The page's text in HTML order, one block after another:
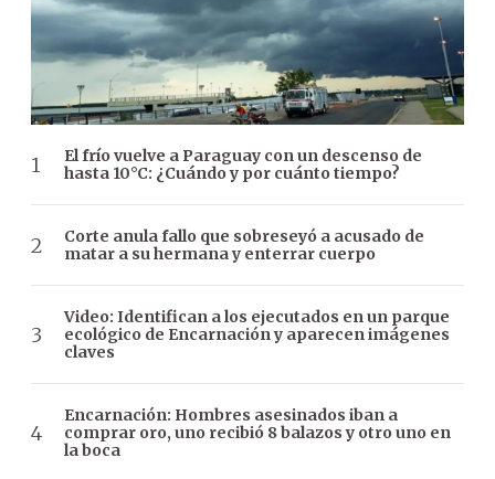
El frío vuelve a Paraguay con un descenso de
hasta 10°C: ¿Cuándo y por cuánto tiempo?
Corte anula fallo que sobreseyó a acusado de
matar a su hermana y enterrar cuerpo
Video: Identifican a los ejecutados en un parque
ecológico de Encarnación y aparecen imágenes
claves
Encarnación: Hombres asesinados iban a
comprar oro, uno recibió 8 balazos y otro uno en
la boca